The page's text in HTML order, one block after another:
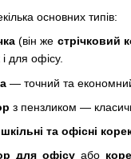
основних типів:
(він же стрічковий
і для офісу.
— точний та
з пензликом —
та офісні
для офісу або